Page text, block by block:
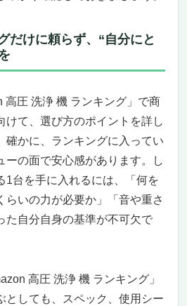
る、だから選ばれる。
用では満足できない」あなたに
。
頼性で選ぶならこれしかない
浄機 HW111】——110バール
で住まいも愛車もピカピカに
タフな仕様。業務用を思わせる
が魅力
圧 洗浄 機 ランキング」で探す
だけに頼らず、“自分にと
高圧 洗浄 機 ランキング」で商
けて、選び方のポイントを詳し
確かに、ランキングに入ってい
ーの面で安心感があります。し
1台を手に入れるには、「何を
らいの力が必要か」「音や重さ
た自分自身の基準が不可欠で
高圧 洗浄 機 ランキング」
としても、スペック、使用シー